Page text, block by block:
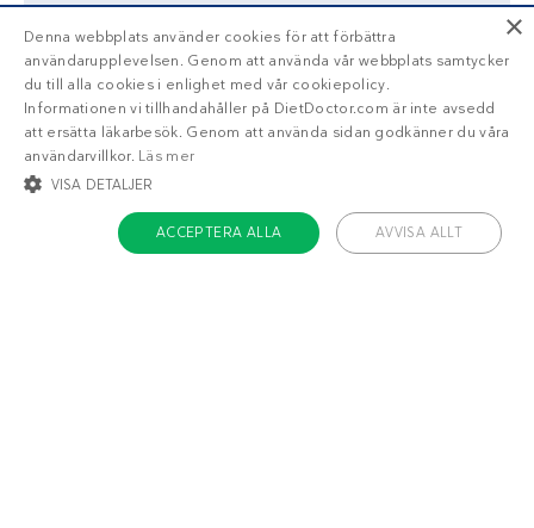
×
Denna webbplats använder cookies för att förbättra
användarupplevelsen. Genom att använda vår webbplats samtycker
du till alla cookies i enlighet med vår cookiepolicy.
Informationen vi tillhandahåller på DietDoctor.com är inte avsedd
att ersätta läkarbesök. Genom att använda sidan godkänner du våra
användarvillkor. Läs mer
VISA DETALJER
ACCEPTERA ALLA AVVISA ALLT